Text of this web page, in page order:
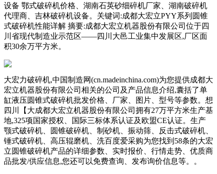
设备 鄂式破碎机价格、湖南石英砂细碎机厂家、湖南破碎机
代理商、吉林破碎机设备。关键词:成都大宏立PYY系列圆锥
式破碎机性能详解 摘要:成都大宏立机器股份有限公司位于四
川省现代制造业示范区――四川大邑工业集中发展区,厂区面
积30余万平方米。
大宏力破碎机,中国制造网(cn.madeinchina.com)为您提供成都大
宏立机器股份有限公司相关的公司及产品信息介绍,囊括了单
缸液压圆锥式破碎机批发价格、厂家、图片、型号等参数。想
四川【大成都大宏立机器股份有限公司拥有27万平方米生产基
地,325项国家授权、国际三标体系认证及欧盟CE认证。生产
颚式破碎机、圆锥破碎机、制砂机、振动筛、反击式破碎机、
锤式破碎机、高压辊磨机、洗百度爱采购为您找到58条的大宏
立圆锥破碎机产品的详细参数、实时报价、行情走势、优质商
品批发/供应信息,您还可以免费查询、发布询价信息等。。